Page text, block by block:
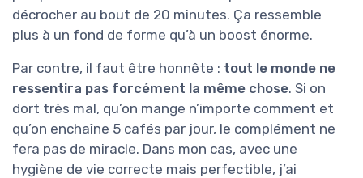
décrocher au bout de 20 minutes. Ça ressemble
plus à un fond de forme qu’à un boost énorme.
Par contre, il faut être honnête : tout le monde ne
ressentira pas forcément la même chose. Si on
dort très mal, qu’on mange n’importe comment et
qu’on enchaîne 5 cafés par jour, le complément ne
fera pas de miracle. Dans mon cas, avec une
hygiène de vie correcte mais perfectible, j’ai